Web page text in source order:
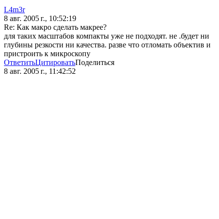
L4m3r
8 авг. 2005 г., 10:52:19
Re: Как макро сделать макрее?
для таких масштабов компакты уже не подходят. не .будет ни
глубины резкости ни качества. разве что отломать объектив и
пристроить к микроскопу
ОтветитьЦитироватьПоделиться
8 авг. 2005 г., 11:42:52